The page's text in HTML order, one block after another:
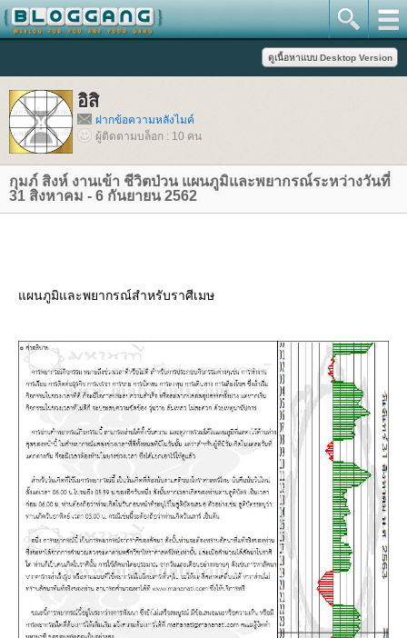
อิสิ
ฝากข้อความหลังไมค์
ผู้ติดตามบล็อก : 10 คน
กุมภ์ สิงห์ งานเข้า ชีวิตป่วน แผนภูมิและพยากรณ์ระหว่างวันที่
31 สิงหาคม - 6 กันยายน 2562
ผนภูมิและพยากรณ์สำหรับราศีเมษ